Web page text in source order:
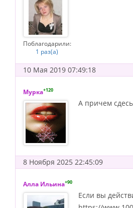
Поблагодарили:
1 раз(а)
10 Мая 2019 07:49:18
Мурка+120
А причем
8 Ноября 2025 22:45:09
Алла Ильина+90
Если вы